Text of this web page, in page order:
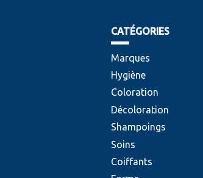
CATÉGORIES
Marques
Hygiène
Coloration
Décoloration
Shampoings
Soins
Coiffants